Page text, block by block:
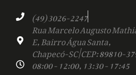
(49) 3026-2247
Rua Marcelo Augusto
E, Bairro Água Santa,
Chapecó-SC | CEP: 89810-
08:00 - 12:00, 13:30 - 17:45